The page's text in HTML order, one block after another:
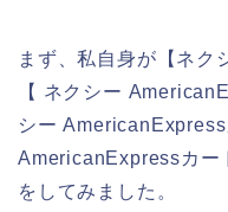
まず、私自身が【ネク
【 ネクシー
シー
AmericanExpressカ
をしてみました。